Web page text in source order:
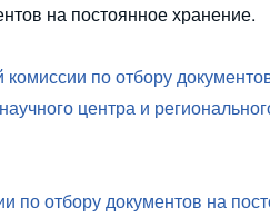
на постоянное хранение.
по отбору
центра и
по отбору документов на